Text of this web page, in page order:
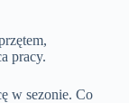
pracy.
w sezonie. Co